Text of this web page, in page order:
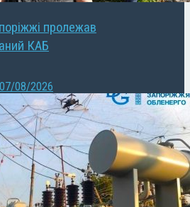
пролежав
КАБ
07/08/2026